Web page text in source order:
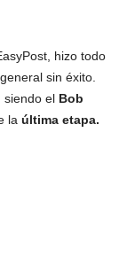
hizo todo
sin éxito.
siendo el Bob
la última etapa.